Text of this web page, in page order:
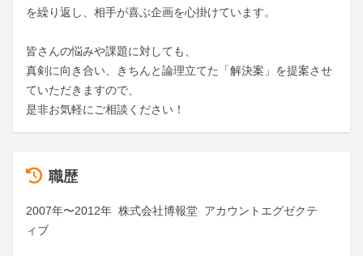
を繰り返し、相手が喜ぶ企画を心掛けています。
皆さんの悩みや課題に対しても、
真剣に向き合い、きちんと論理立てた「解決案」を提案させ
ていただきますので、
是非お気軽にご相談ください！
職歴
2007年〜2012年  株式会社博報堂  アカウントエグゼクテ
ィブ